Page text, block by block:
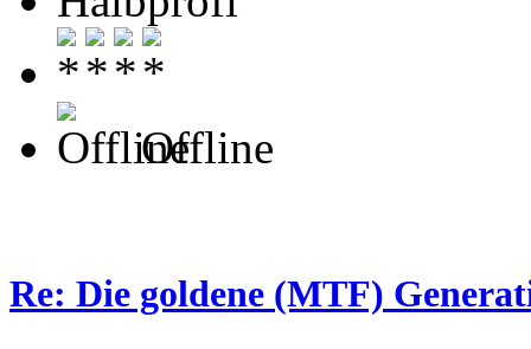
Offline
Re: Die goldene (MTF)